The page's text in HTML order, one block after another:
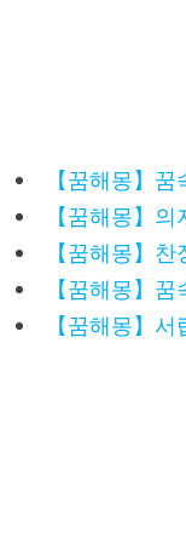
【꿈해몽】
【꿈해몽】
【꿈해몽】
【꿈해몽】
【꿈해몽】